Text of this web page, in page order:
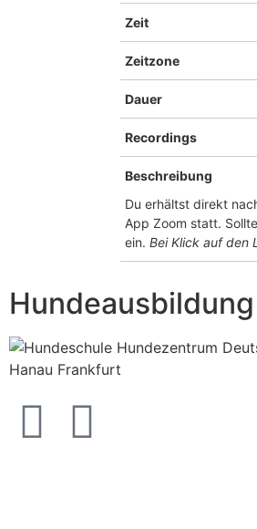
Zeit
Zeitzone
Dauer
Recordings
Beschreibung
Du erhältst direkt
App Zoom statt.
ein. Bei Klick auf den